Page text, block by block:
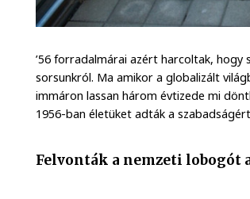
’56 forradalmárai azért harcoltak, hogy
sorsunkról. Ma amikor a globalizált
immáron lassan három évtizede mi
1956-ban életüket adták a
Felvonták a nemzeti lobogót